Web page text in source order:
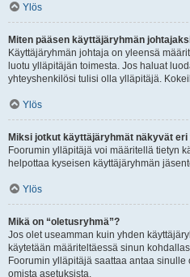
Ylös
Miten pääsen käyttäjäryhmän
Käyttäjäryhmän johtaja on yleensä
luotu ylläpitäjän toimesta. Jos haluat
yhteyshenkilösi tulisi olla ylläpitäjä.
Ylös
Miksi jotkut käyttäjäryhmät näkyvät eri
Foorumin ylläpitäjä voi määritellä tietyn
helpottaa kyseisen käyttäjäryhmän
Ylös
Mikä on “oletusryhmä”?
Jos olet useamman kuin yhden
käytetään määriteltäessä sinun
Foorumin ylläpitäjä saattaa antaa
omista asetuksista.